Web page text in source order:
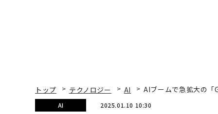
トップ テクノロジー AI AIブームで急拡大の「
AI 2025.01.10 10:30